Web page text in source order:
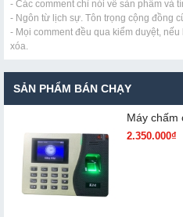
- Các comment chỉ nói về sản phẩm và
- Ngôn từ lịch sự. Tôn trọng cộng đồng
- Mọi comment đều qua kiểm duyệt,
xóa.
SẢN PHẨM BÁN CHẠY
Máy chấm
2.350.000₫